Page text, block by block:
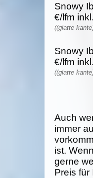
Snowy
€/lfm
((glatte
Snowy
€/lfm
((glatte
Auch
immer
ist.
gerne
Preis für